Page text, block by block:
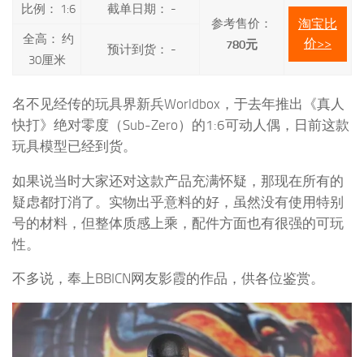
比例： 1:6
截单日期： -
参考售价：
780元
淘宝比
价>>
全高： 约
30厘米
预计到货： -
名不见经传的玩具界新兵Worldbox，于去年推出《真人
快打》绝对零度（Sub-Zero）的1:6可动人偶，日前这款
玩具模型已经到货。
如果说当时大家还对这款产品充满怀疑，那现在所有的
疑虑都打消了。实物出乎意料的好，虽然没有使用特别
号的材料，但整体质感上乘，配件方面也有很强的可玩
性。
不多说，奉上BBICN网友影霞的作品，供各位鉴赏。